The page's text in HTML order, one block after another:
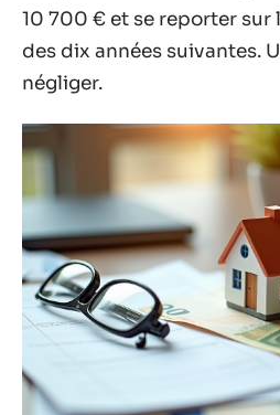
10 700 € et se reporter sur
des dix années suivantes.
négliger.